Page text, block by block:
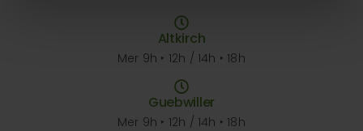
Altkirch
Mer 9h ‣ 12h / 14h ‣ 18h
Guebwiller
Mer 9h ‣ 12h / 14h ‣ 18h